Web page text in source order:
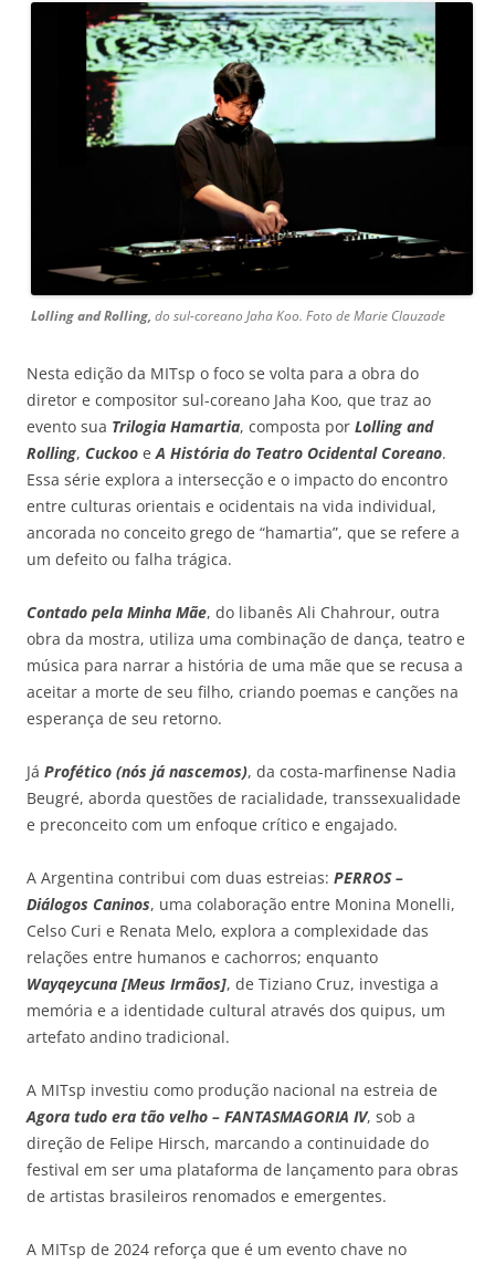
Lolling and Rolling, do sul-coreano Jaha Koo. Foto de Marie Clauzade
Nesta edição da MITsp o foco se volta para a obra do
diretor e compositor sul-coreano Jaha Koo, que traz ao
evento sua Trilogia Hamartia, composta por Lolling and
Rolling, Cuckoo e A História do Teatro Ocidental Coreano.
Essa série explora a intersecção e o impacto do encontro
entre culturas orientais e ocidentais na vida individual,
ancorada no conceito grego de “hamartia”, que se refere a
um defeito ou falha trágica.
Contado pela Minha Mãe, do libanês Ali Chahrour, outra
obra da mostra, utiliza uma combinação de dança, teatro e
música para narrar a história de uma mãe que se recusa a
aceitar a morte de seu filho, criando poemas e canções na
esperança de seu retorno.
Já Profético (nós já nascemos), da costa-marfinense Nadia
Beugré, aborda questões de racialidade, transsexualidade
e preconceito com um enfoque crítico e engajado.
A Argentina contribui com duas estreias: PERROS –
Diálogos Caninos, uma colaboração entre Monina Monelli,
Celso Curi e Renata Melo, explora a complexidade das
relações entre humanos e cachorros; enquanto
Wayqeycuna [Meus Irmãos], de Tiziano Cruz, investiga a
memória e a identidade cultural através dos quipus, um
artefato andino tradicional.
A MITsp investiu como produção nacional na estreia de
Agora tudo era tão velho – FANTASMAGORIA IV, sob a
direção de Felipe Hirsch, marcando a continuidade do
festival em ser uma plataforma de lançamento para obras
de artistas brasileiros renomados e emergentes.
A MITsp de 2024 reforça que é um evento chave no